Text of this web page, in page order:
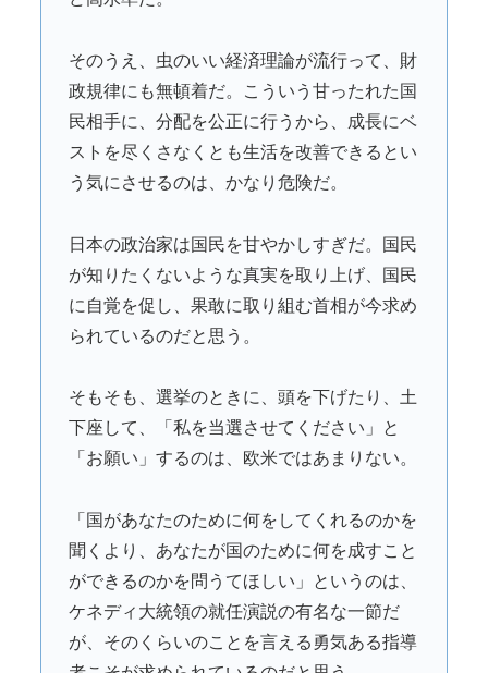
そのうえ、虫のいい経済理論が流行って、財
政規律にも無頓着だ。こういう甘ったれた国
民相手に、分配を公正に行うから、成長にベ
ストを尽くさなくとも生活を改善できるとい
う気にさせるのは、かなり危険だ。
日本の政治家は国民を甘やかしすぎだ。国民
が知りたくないような真実を取り上げ、国民
に自覚を促し、果敢に取り組む首相が今求め
られているのだと思う。
そもそも、選挙のときに、頭を下げたり、土
下座して、「私を当選させてください」と
「お願い」するのは、欧米ではあまりない。
「国があなたのために何をしてくれるのかを
聞くより、あなたが国のために何を成すこと
ができるのかを問うてほしい」というのは、
ケネディ大統領の就任演説の有名な一節だ
が、そのくらいのことを言える勇気ある指導